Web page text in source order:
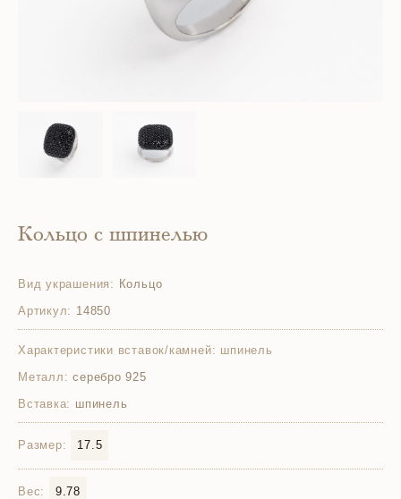
Кольцо с шпинелью
Вид украшения: Кольцо
Артикул: 14850
Характеристики вставок/камней: шпинель
Металл: серебро 925
Вставка: шпинель
Размер: 17.5
Вес: 9.78